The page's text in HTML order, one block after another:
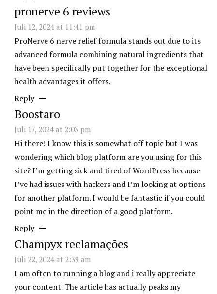
pronerve 6 reviews
Juli 12, 2024 at 11:41 pm
ProNerve 6 nerve relief formula stands out due to its
advanced formula combining natural ingredients that
have been specifically put together for the exceptional
health advantages it offers.
Reply
Boostaro
Juli 17, 2024 at 2:03 pm
Hi there! I know this is somewhat off topic but I was
wondering which blog platform are you using for this
site? I’m getting sick and tired of WordPress because
I’ve had issues with hackers and I’m looking at options
for another platform. I would be fantastic if you could
point me in the direction of a good platform.
Reply
Champyx reclamações
Juli 22, 2024 at 2:39 am
I am often to running a blog and i really appreciate
your content. The article has actually peaks my